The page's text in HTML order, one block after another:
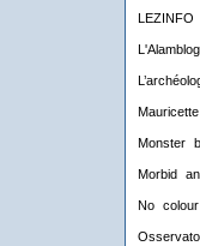
LEZINFO
L'Alamblog
Monster
Morbid
No colour